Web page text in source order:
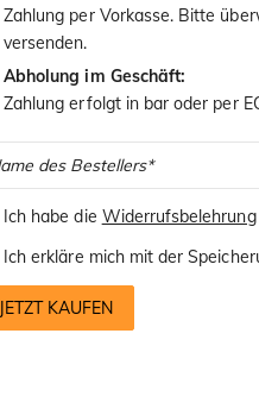
Zahlung per Vorkasse. Bitte
versenden.
Abholung im Geschäft:
Zahlung erfolgt in bar oder per
Ich habe die Widerrufsbelehrung
Ich erkläre mich mit der
JETZT KAUFEN